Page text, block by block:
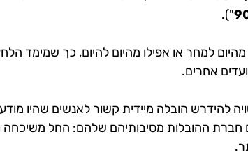
").
למחר או אפילו מהיום להיום, כך שמימד
אחרים.
להידרש הובלה מיידית קשור לאנשים שהיו
חברת ההובלות מסיבותיהם שלהם: החל